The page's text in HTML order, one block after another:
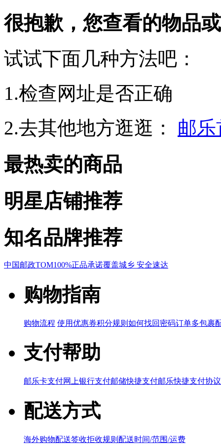
很抱歉，您查看的物品
试试下面几种方法吧：
1.检查网址是否正确
2.去其他地方逛逛：
邮
最热卖的商品
明星店铺推荐
知名品牌推荐
中国邮政TOM100%正品承诺覆盖城乡 安全速达
购物指南
购物流程 使用优惠券积分规则 如何找回密码订单多包裹
支付帮助
邮乐卡支付网上银行支付邮储快捷支付邮乐快捷支付协议
配送方式
海外购物配送签收拒收规则 配送时间/范围/运费